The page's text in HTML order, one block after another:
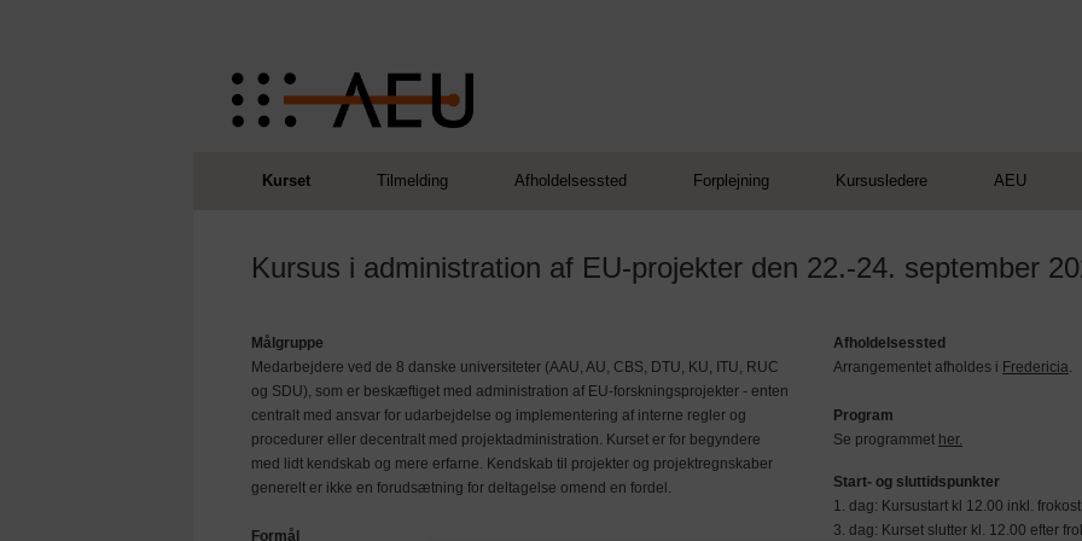
Kurset Tilmelding Afholdelsessted Forplejning Kursusledere AEU
Kursus i administration af EU-projekter den 22.-24. september
Målgruppe
Medarbejdere ved de 8 danske universiteter (AAU, AU, CBS, DTU, KU, ITU, RUC
og SDU), som er beskæftiget med administration af EU-forskningsprojekter - enten
centralt med ansvar for udarbejdelse og implementering af interne regler og
procedurer eller decentralt med projektadministration. Kurset er for begyndere
med lidt kendskab og mere erfarne. Kendskab til projekter og projektregnskaber
generelt er ikke en forudsætning for deltagelse omend en fordel.
Formål
Afholdelsessted
Arrangementet afholdes i Fredericia.
Program
Se programmet her.
Start- og sluttidspunkter
1. dag: Kursustart kl 12.00 inkl. frokost
3. dag: Kurset slutter kl. 12.00 efter